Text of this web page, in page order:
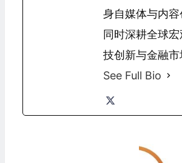
身自媒体与内容
同时深耕全球
技创新与金融市
See Full Bio